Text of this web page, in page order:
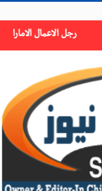
هذه المعاناة التي تمزق القلوب والضمائر؟